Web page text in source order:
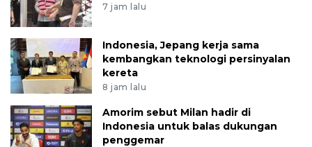
7 jam lalu
Indonesia, Jepang kerja sama
kembangkan teknologi persinyalan
kereta
8 jam lalu
Amorim sebut Milan hadir di
Indonesia untuk balas dukungan
penggemar